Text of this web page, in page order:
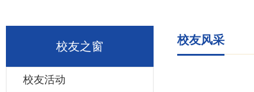
校友之窗
校友活动
校友风采